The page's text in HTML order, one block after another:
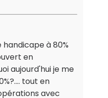
à 80%
en
aujourd'hui je me
tout en
avec